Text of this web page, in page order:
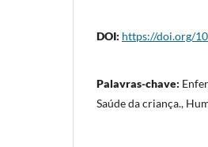
DOI: https://doi.org/
Palavras-chave:
Saúde da criança.,